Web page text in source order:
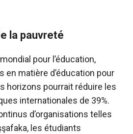
la pauvreté
pour l’éducation,
en matière d’éducation pour
horizons pourrait réduire les
internationales de 39%.
d’organisations telles
les étudiants